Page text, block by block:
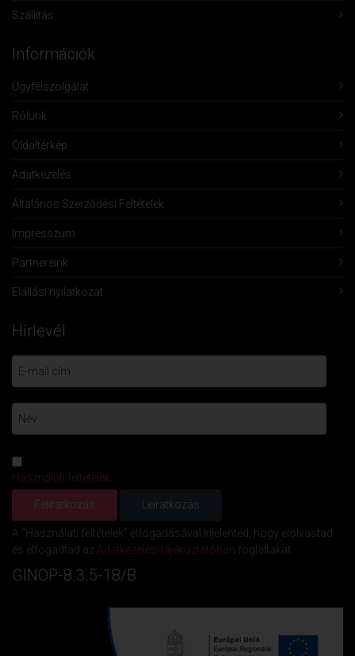
Szállítás
Információk
Ügyfélszolgálat
Rólunk
Oldaltérkép
Adatkezelés
Általános Szerződési Feltételek
Impresszum
Partnereink
Elállási nyilatkozat
Hírlevél
Használati feltételek
A "Használati feltételek" elfogadásával kijelented, hogy elolvastad
és elfogadtad azAdatkezelési tájékoztatóban foglaltakat.
GINOP-8.3.5-18/B